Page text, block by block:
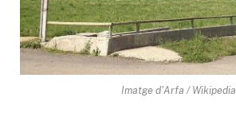
Imatge d'Arfa / Wikipedia